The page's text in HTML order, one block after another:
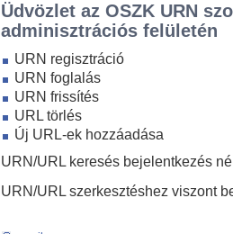
Üdvözlet az OSZK URN
adminisztrációs felületén
URN regisztráció
URN foglalás
URN frissítés
URL törlés
Új URL-ek hozzáadása
URN/URL keresés bejelentkezés
URN/URL szerkesztéshez viszont